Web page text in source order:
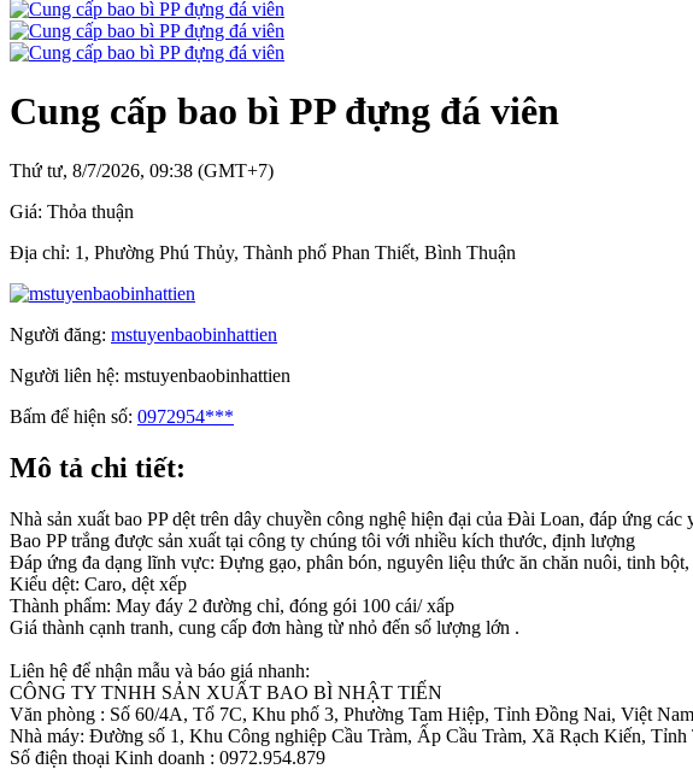
Cung cấp bao bì PP đựng đá viên
Thứ tư, 8/7/2026, 09:38 (GMT+7)
Giá: Thỏa thuận
Địa chỉ: 1, Phường Phú Thủy, Thành phố Phan Thiết, Bình Thuận
Người đăng: mstuyenbaobinhattien
Người liên hệ: mstuyenbaobinhattien
Bấm để hiện số: 0972954***
Mô tả chi tiết:
Nhà sản xuất bao PP dệt trên dây chuyền công nghệ hiện đại của Đài Loan, đáp ứng các
Bao PP trắng được sản xuất tại công ty chúng tôi với nhiều kích thước, định lượng
Đáp ứng đa dạng lĩnh vực: Đựng gạo, phân bón, nguyên liệu thức ăn chăn nuôi, tinh bột,
Kiểu dệt: Caro, dệt xếp
Thành phẩm: May đáy 2 đường chỉ, đóng gói 100 cái/ xấp
Giá thành cạnh tranh, cung cấp đơn hàng từ nhỏ đến số lượng lớn .
Liên hệ để nhận mẫu và báo giá nhanh:
CÔNG TY TNHH SẢN XUẤT BAO BÌ NHẬT TIẾN
Văn phòng : Số 60/4A, Tổ 7C, Khu phố 3, Phường Tam Hiệp, Tỉnh Đồng Nai, Việt Nam
Nhà máy: Đường số 1, Khu Công nghiệp Cầu Tràm, Ấp Cầu Tràm, Xã Rạch Kiến,
Số điện thoại Kinh doanh : 0972.954.879